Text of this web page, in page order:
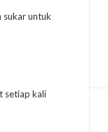
sukar untuk
setiap kali